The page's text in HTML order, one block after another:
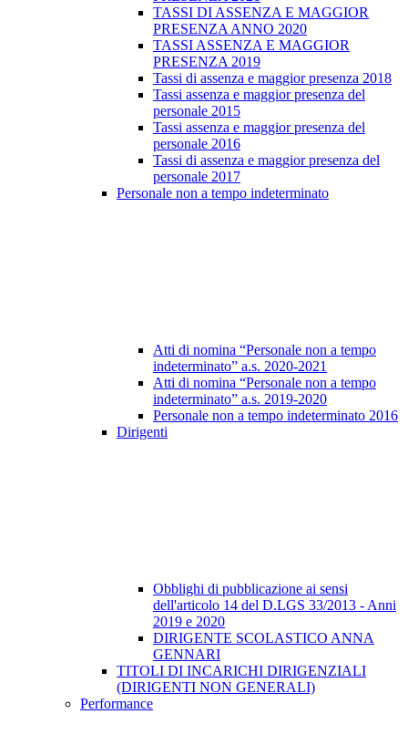
TASSI DI ASSENZA E MAGGIOR
PRESENZA ANNO 2020
TASSI ASSENZA E MAGGIOR
PRESENZA 2019
Tassi di assenza e maggior presenza 2018
Tassi assenza e maggior presenza del
personale 2015
Tassi assenza e maggior presenza del
personale 2016
Tassi di assenza e maggior presenza del
personale 2017
Personale non a tempo indeterminato
Atti di nomina “Personale non a tempo
indeterminato” a.s. 2020-2021
Atti di nomina “Personale non a tempo
indeterminato” a.s. 2019-2020
Personale non a tempo indeterminato 2016
Dirigenti
Obblighi di pubblicazione ai sensi
dell'articolo 14 del D.LGS 33/2013 - Anni
2019 e 2020
DIRIGENTE SCOLASTICO ANNA
GENNARI
TITOLI DI INCARICHI DIRIGENZIALI
(DIRIGENTI NON GENERALI)
Performance